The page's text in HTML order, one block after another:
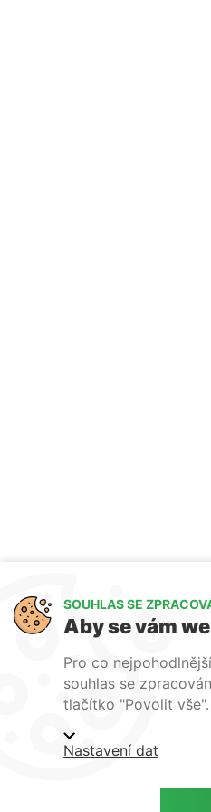
SOUHLAS SE
Aby se vám
Pro co
souhlas se
tlačítko "Povolit vše".
Nastavení dat